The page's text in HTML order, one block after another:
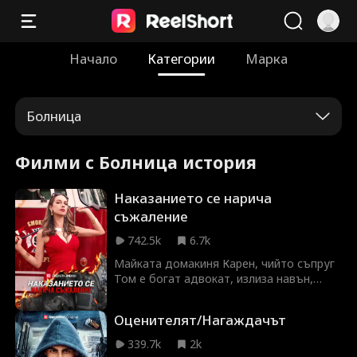
Начало Категории Марка
Болница
Филми с Болница история
Наказанието се нарича
съжаление
742.5k
6.7k
Майката домакиня Карен, чийто съпруг
Том е богат адвокат, излиза навън,
умира. Добросърдечната Мери отива с
пожарната кола, управлявана от
Оценителят/Нагаждачът
339.7k
2k